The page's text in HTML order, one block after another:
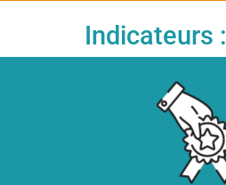
Indicateurs :